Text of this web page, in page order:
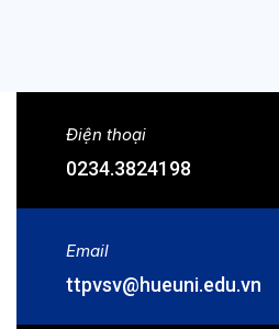
Điện thoại
0234.3824198
Email
ttpvsv@hueuni.edu.vn